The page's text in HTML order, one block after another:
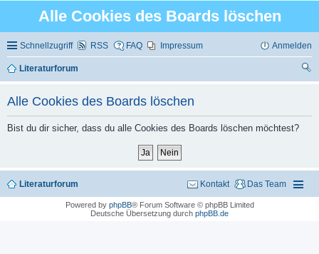
Alle Cookies des Boards löschen
Schnellzugriff RSS FAQ Impressum Anmelden
Literaturforum
Alle Cookies des Boards löschen
Bist du dir sicher, dass du alle Cookies des Boards löschen möchtest?
Literaturforum Das Team
Kontakt
Powered by phpBB® Forum Software © phpBB Limited
Deutsche Übersetzung durch phpBB.de